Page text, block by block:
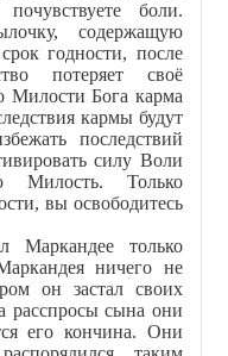
боли.
содержащую
годности, после
потеряет своё
Милости Бога карма
кармы будут
последствий
силу Воли
Милость. Только
вы освободитесь
только
ничего не
он застал своих
расспросы сына они
его кончина. Они